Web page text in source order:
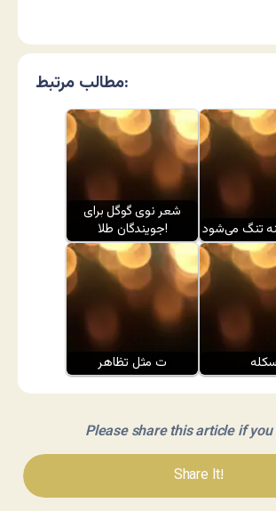
مطالب مرتبط:
شعر نوی گوگل برای
جویندگان طلا!
تنگ می‌شود
ت مثل تظاهر
Please share this article if
Share It!